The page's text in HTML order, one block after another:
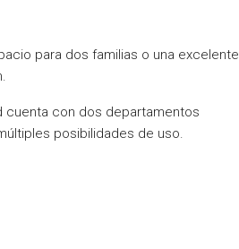
para dos familias o una excelente
cuenta con dos departamentos
posibilidades de uso.